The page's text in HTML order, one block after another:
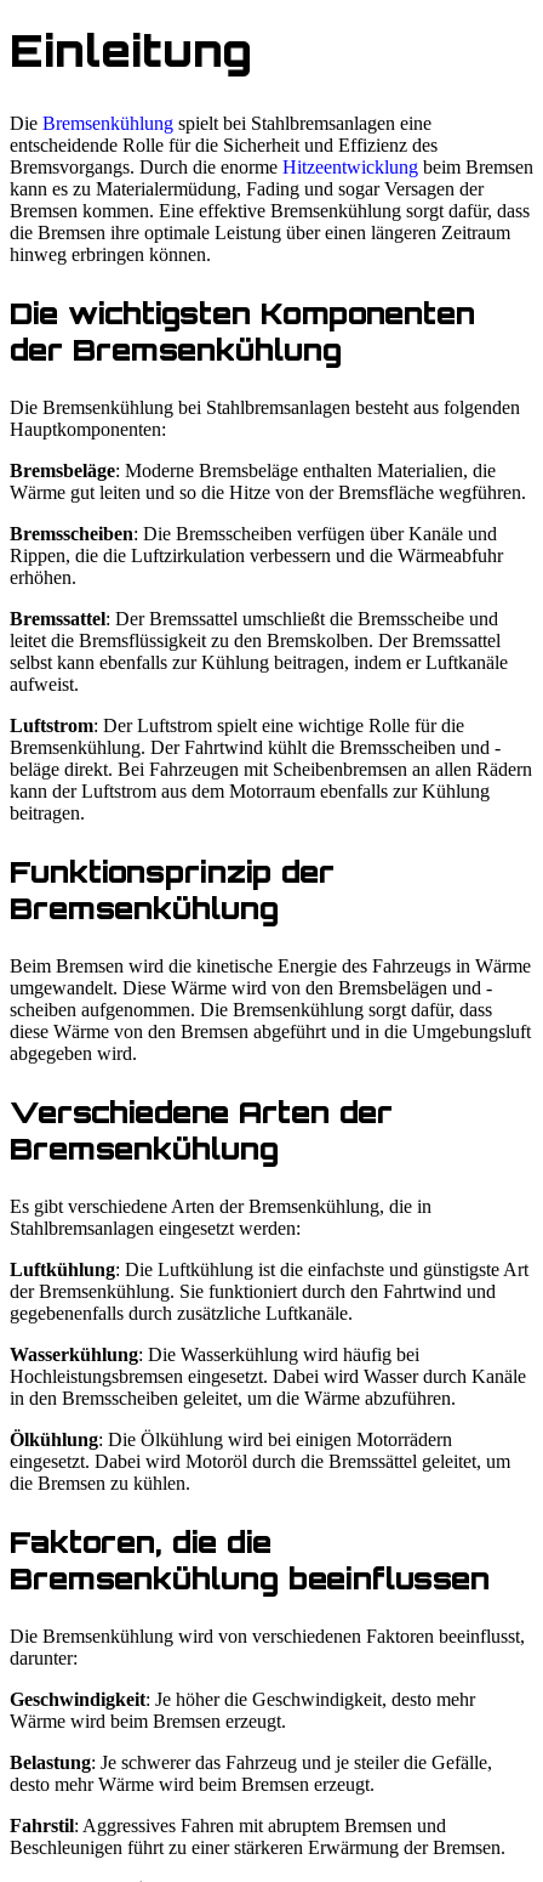
Einleitung
Die Bremsenkühlung spielt bei Stahlbremsanlagen eine
entscheidende Rolle für die Sicherheit und Effizienz des
Bremsvorgangs. Durch die enorme Hitzeentwicklung beim Bremsen
kann es zu Materialermüdung, Fading und sogar Versagen der
Bremsen kommen. Eine effektive Bremsenkühlung sorgt dafür, dass
die Bremsen ihre optimale Leistung über einen längeren Zeitraum
hinweg erbringen können.
Die wichtigsten Komponenten
der Bremsenkühlung
Die Bremsenkühlung bei Stahlbremsanlagen besteht aus folgenden
Hauptkomponenten:
Bremsbeläge: Moderne Bremsbeläge enthalten Materialien, die
Wärme gut leiten und so die Hitze von der Bremsfläche wegführen.
Bremsscheiben: Die Bremsscheiben verfügen über Kanäle und
Rippen, die die Luftzirkulation verbessern und die Wärmeabfuhr
erhöhen.
Bremssattel: Der Bremssattel umschließt die Bremsscheibe und
leitet die Bremsflüssigkeit zu den Bremskolben. Der Bremssattel
selbst kann ebenfalls zur Kühlung beitragen, indem er Luftkanäle
aufweist.
Luftstrom: Der Luftstrom spielt eine wichtige Rolle für die
Bremsenkühlung. Der Fahrtwind kühlt die Bremsscheiben und -
beläge direkt. Bei Fahrzeugen mit Scheibenbremsen an allen Rädern
kann der Luftstrom aus dem Motorraum ebenfalls zur Kühlung
beitragen.
Funktionsprinzip der
Bremsenkühlung
Beim Bremsen wird die kinetische Energie des Fahrzeugs in Wärme
umgewandelt. Diese Wärme wird von den Bremsbelägen und -
scheiben aufgenommen. Die Bremsenkühlung sorgt dafür, dass
diese Wärme von den Bremsen abgeführt und in die Umgebungsluft
abgegeben wird.
Verschiedene Arten der
Bremsenkühlung
Es gibt verschiedene Arten der Bremsenkühlung, die in
Stahlbremsanlagen eingesetzt werden:
Luftkühlung: Die Luftkühlung ist die einfachste und günstigste Art
der Bremsenkühlung. Sie funktioniert durch den Fahrtwind und
gegebenenfalls durch zusätzliche Luftkanäle.
Wasserkühlung: Die Wasserkühlung wird häufig bei
Hochleistungsbremsen eingesetzt. Dabei wird Wasser durch Kanäle
in den Bremsscheiben geleitet, um die Wärme abzuführen.
Ölkühlung: Die Ölkühlung wird bei einigen Motorrädern
eingesetzt. Dabei wird Motoröl durch die Bremssättel geleitet, um
die Bremsen zu kühlen.
Faktoren, die die
Bremsenkühlung beeinflussen
Die Bremsenkühlung wird von verschiedenen Faktoren beeinflusst,
darunter:
Geschwindigkeit: Je höher die Geschwindigkeit, desto mehr
Wärme wird beim Bremsen erzeugt.
Belastung: Je schwerer das Fahrzeug und je steiler die Gefälle,
desto mehr Wärme wird beim Bremsen erzeugt.
Fahrstil: Aggressives Fahren mit abruptem Bremsen und
Beschleunigen führt zu einer stärkeren Erwärmung der Bremsen.